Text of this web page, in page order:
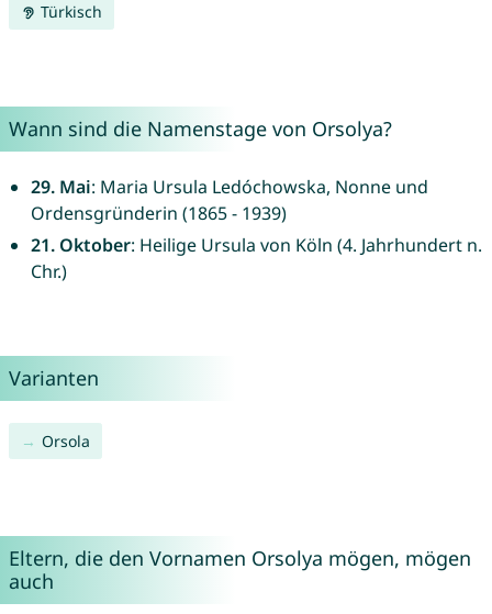
Türkisch
Wann sind die Namenstage von Orsolya?
29. Mai: Maria Ursula Ledóchowska, Nonne und
Ordensgründerin (1865 - 1939)
21. Oktober: Heilige Ursula von Köln (4. Jahrhundert n.
Chr.)
Varianten
Orsola
Eltern, die den Vornamen Orsolya mögen, mögen
auch